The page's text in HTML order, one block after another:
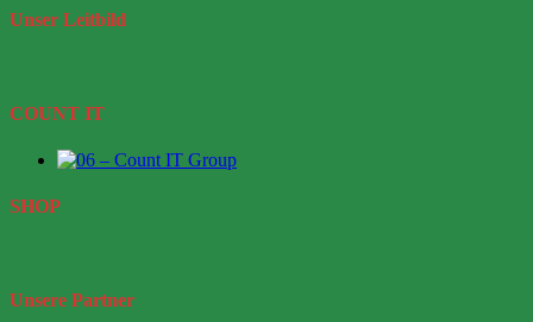
Unser Leitbild
COUNT IT
SHOP
Unsere Partner